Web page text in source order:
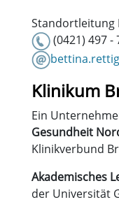
Standortleitung
(0421) 497 -
Klinikum
Ein
Gesundheit
Klinikverbund
Akademisches
der Universität